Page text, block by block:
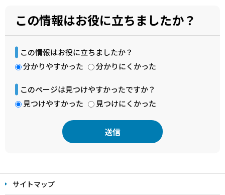
この情報はお役に立ちましたか？
この情報はお役に立ちましたか？
分かりやすかった
分かりにくかった
このページは見つけやすかったですか？
見つけやすかった
見つけにくかった
文
こ サイトマップ